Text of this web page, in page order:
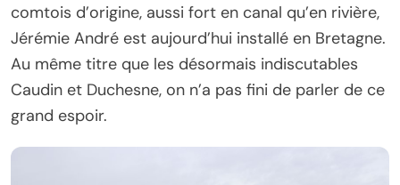
comtois d’origine, aussi fort en canal qu’en rivière,
Jérémie André est aujourd’hui installé en Bretagne.
Au même titre que les désormais indiscutables
Caudin et Duchesne, on n’a pas fini de parler de ce
grand espoir.